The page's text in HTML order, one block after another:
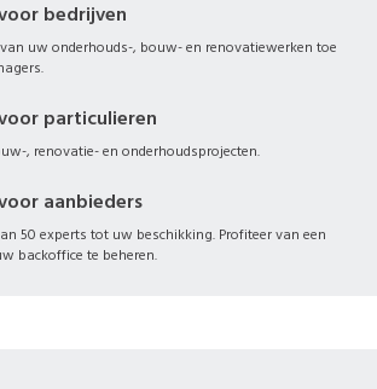
bedrijven
uw onderhouds-, bouw- en renovatiewerken toe
particulieren
, renovatie- en onderhoudsprojecten.
aanbieders
50 experts tot uw beschikking. Profiteer van een
backoffice te beheren.